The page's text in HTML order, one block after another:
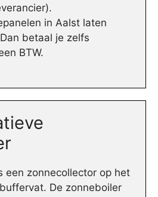
in Aalst laten
betaal je zelfs
BTW.
een zonnecollector op het
De zonneboiler